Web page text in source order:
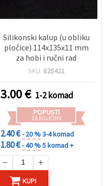
Silikonski kalup (u obliku
pločice) 114x135x11 mm
za hobi i ručni rad
SKU: 825421
3.00€ 1-2 komad
POPUSTI
ZA KOLIČINU
2.40 €- 20 %3-4 komad
1.80 €- 40 %5 komad +
KUPI